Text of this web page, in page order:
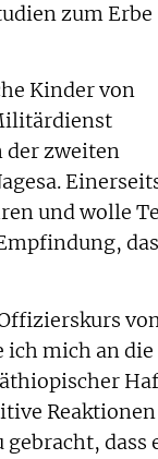
zum Erbe
Kinder von
der zweiten
und wolle
ich mich an die
Reaktionen
dass